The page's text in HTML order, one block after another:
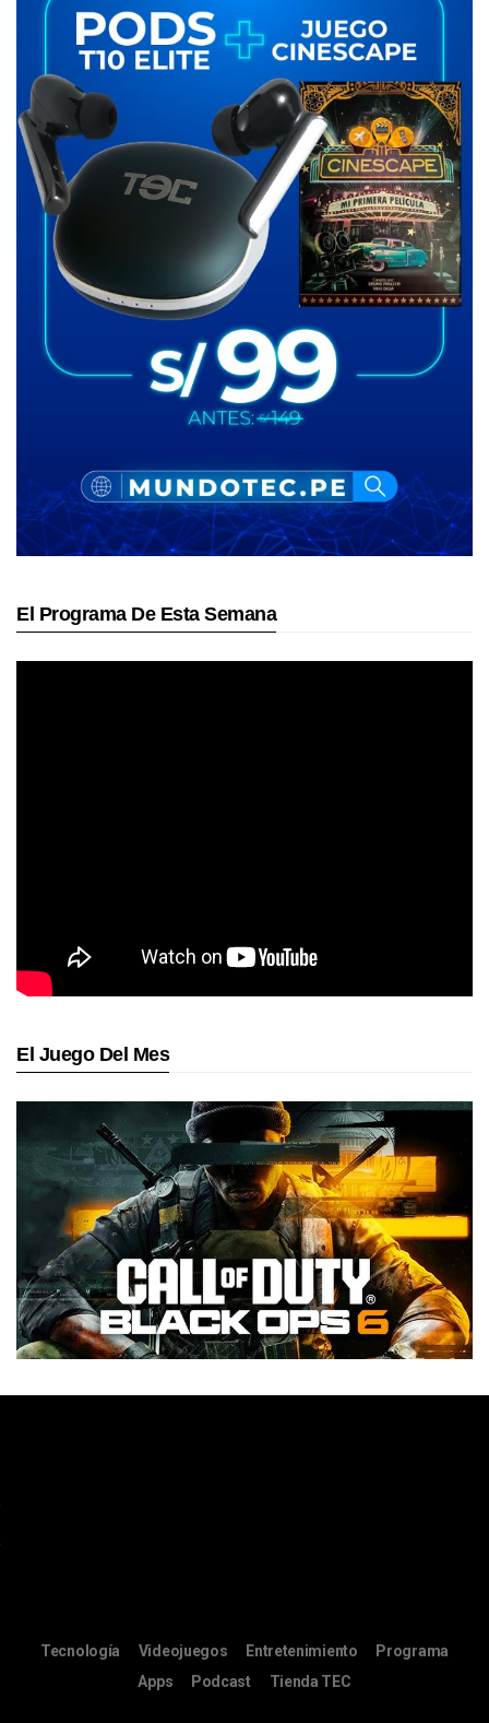
El Programa De Esta Semana
El Juego Del Mes
Tecnología Videojuegos Entretenimiento
Programa
Apps
Podcast Tienda TEC